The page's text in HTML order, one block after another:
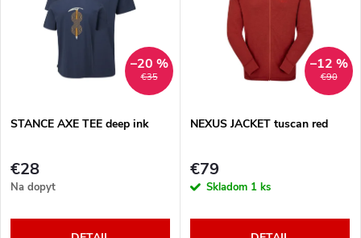
€35
–20 %
STANCE AXE TEE deep ink
€28
Na dopyt
€90
–12 %
NEXUS JACKET tuscan red
€79
Skladom 1 ks